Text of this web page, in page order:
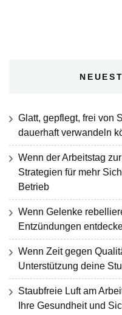
Glatt, gepflegt, frei von
dauerhaft verwandeln
Wenn der Arbeitstag
Strategien für mehr
Betrieb
Wenn Gelenke
Entzündungen
Wenn Zeit gegen
Unterstützung deine
Staubfreie Luft am
Ihre Gesundheit und